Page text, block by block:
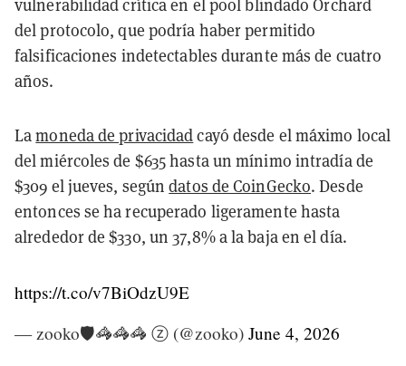
vulnerabilidad crítica en el pool blindado Orchard
del protocolo, que podría haber permitido
falsificaciones indetectables durante más de cuatro
años.
Lamoneda de privacidadcayó desde el máximo local
del miércoles de $635 hasta un mínimo intradía de
$309 el jueves, segúndatos de CoinGecko. Desde
entonces se ha recuperado ligeramente hasta
alrededor de $330, un 37,8% a la baja en el día.
https://t.co/v7BiOdzU9E
— zooko🛡🦓🦓🦓 ⓩ (@zooko) June 4, 2026